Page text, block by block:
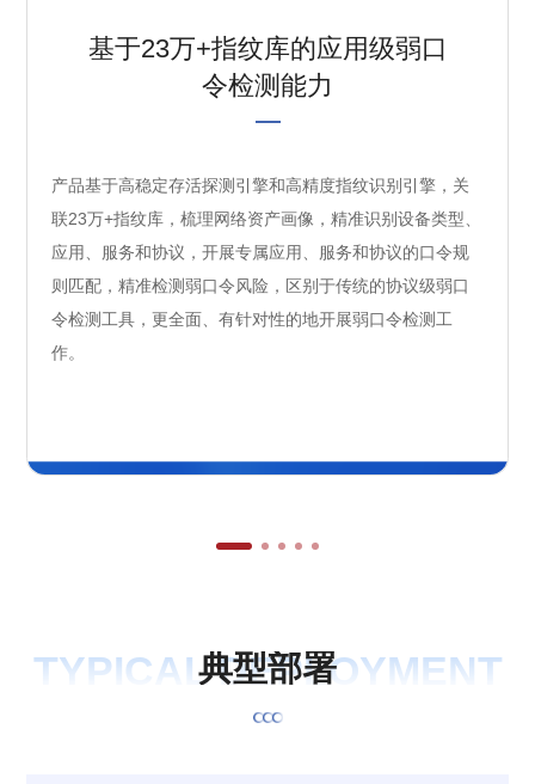
基于23万+指纹库的应用级弱口
令检测能力
产品基于高稳定存活探测引擎和高精度指纹识别引擎，关
联23万+指纹库，梳理网络资产画像，精准识别设备类型、
应用、服务和协议，开展专属应用、服务和协议的口令规
则匹配，精准检测弱口令风险，区别于传统的协议级弱口
令检测工具，更全面、有针对性的地开展弱口令检测工
作。
TYPICAL DEPLOYMENT
典型部署